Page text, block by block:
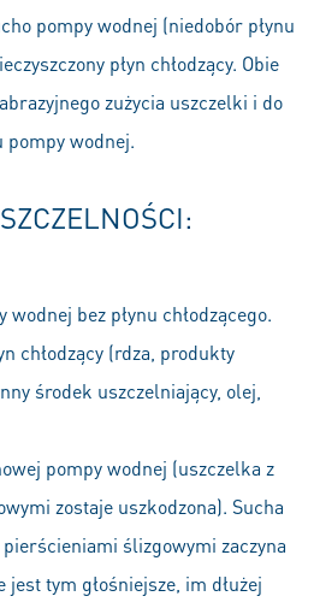
pompy wodnej (niedobór płynu
płyn chłodzący. Obie
zużycia uszczelki i do
pompy wodnej.
bez płynu chłodzącego.
chłodzący (rdza, produkty
środek uszczelniający, olej,
pompy wodnej (uszczelka z
zostaje uszkodzona). Sucha
ślizgowymi zaczyna
jest tym głośniejsze, im dłużej